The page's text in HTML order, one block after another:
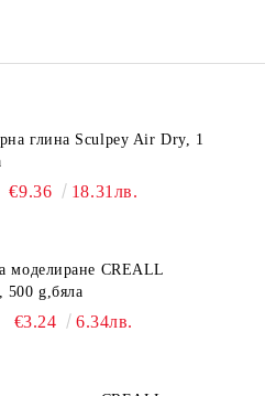
глина Sculpey Air Dry, 1
€9.36 18.31лв.
моделиране CREALL
500 g,бяла
€3.24 6.34лв.